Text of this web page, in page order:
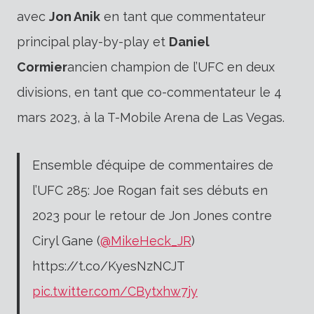
avec Jon Anik en tant que commentateur
principal play-by-play et Daniel
Cormierancien champion de l’UFC en deux
divisions, en tant que co-commentateur le 4
mars 2023, à la T-Mobile Arena de Las Vegas.
Ensemble d’équipe de commentaires de
l’UFC 285: Joe Rogan fait ses débuts en
2023 pour le retour de Jon Jones contre
Ciryl Gane (@MikeHeck_JR)
https://t.co/KyesNzNCJT
pic.twitter.com/CBytxhw7jy